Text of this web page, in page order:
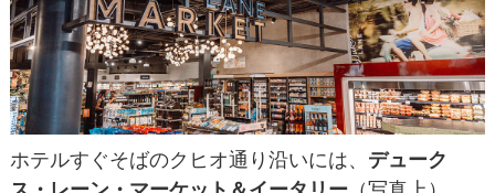
ホテルすぐそばのクヒオ通り沿いには、 デューク